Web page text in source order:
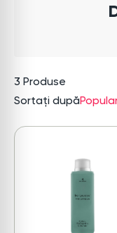
3 Produse
Sortați după